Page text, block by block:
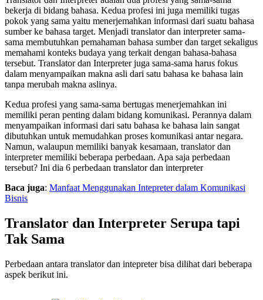
bekerja di bidang bahasa. Kedua profesi ini juga memiliki tugas
pokok yang sama yaitu menerjemahkan informasi dari suatu bahasa
sumber ke bahasa target. Menjadi translator dan interpreter sama-
sama membutuhkan pemahaman bahasa sumber dan target sekaligus
memahami konteks budaya yang terkait dengan bahasa-bahasa
tersebut. Translator dan Interpreter juga sama-sama harus fokus
dalam menyampaikan makna asli dari satu bahasa ke bahasa lain
tanpa merubah makna aslinya.
Kedua profesi yang sama-sama bertugas menerjemahkan ini
memiliki peran penting dalam bidang komunikasi. Perannya dalam
menyampaikan informasi dari satu bahasa ke bahasa lain sangat
dibutuhkan untuk memudahkan proses komunikasi antar negara.
Namun, walaupun memiliki banyak kesamaan, translator dan
interpreter memiliki beberapa perbedaan. Apa saja perbedaan
tersebut? Ini dia 6 perbedaan translator dan interpreter
Baca juga: Manfaat Menggunakan Intepreter dalam Komunikasi
Bisnis
Translator dan Interpreter Serupa tapi
Tak Sama
Perbedaan antara translator dan intepreter bisa dilihat dari beberapa
aspek berikut ini.